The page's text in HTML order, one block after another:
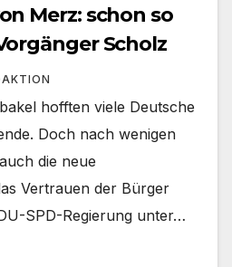
Merz: schon so
Scholz
hofften viele Deutsche
Doch nach wenigen
die neue
Vertrauen der Bürger
SPD-Regierung unter…